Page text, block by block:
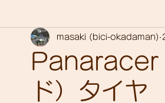
bici-okadaman シクロクロス
サイクリング バイクパッキング
Panaracer
ド）タイヤ
masaki (bici-okadaman)